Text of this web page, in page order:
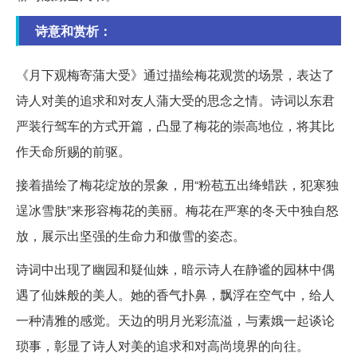
诗意和赏析：
《月下观梅寄蒲大受》通过描绘梅花观赏的场景，表达了
诗人对美的追求和对友人蒲大受的思念之情。诗词以东君
严装行驾车的方式开篇，凸显了梅花的崇高地位，将其比
作天命所赐的前驱。
接着描绘了梅花绽放的景象，用“粉苞五出绛蜡趺，犯寒独
逞冰雪肤”来形容梅花的美丽。梅花在严寒的冬天中独自怒
放，展示出坚强的生命力和傲雪的姿态。
诗词中出现了幽园和疑仙姝，暗示诗人在静谧的园林中偶
遇了仙姝般的美人。她的香气扑鼻，飘浮在空气中，给人
一种清雅的感觉。天边的明月光彩流溢，与素娥一起谈论
琐事，彰显了诗人对美的追求和对高尚境界的向往。